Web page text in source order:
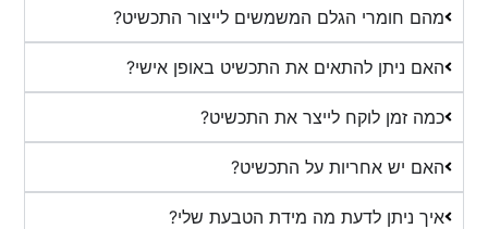
מהם חומרי הגלם המשמשים לייצור התכשיט?
האם ניתן להתאים את התכשיט באופן אישי?
כמה זמן לוקח לייצר את התכשיט?
האם יש אחריות על התכשיט?
איך ניתן לדעת מה מידת הטבעת שלי?